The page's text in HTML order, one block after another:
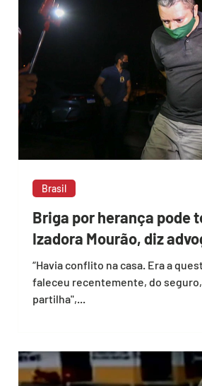
Briga por herança pode
Izadora Mourão, diz
“Havia conflito na casa. Era a
faleceu recentemente, do
partilha",...
Brasil